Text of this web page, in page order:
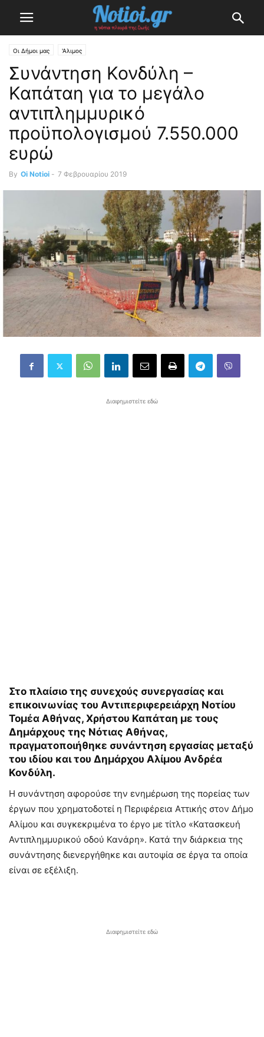
Οι Δήμοι μας 'Αλιμος
Συνάντηση Κονδύλη –
Καπάταη για το μεγάλο
αντιπλημμυρικό
προϋπολογισμού 7.550.000
ευρώ
By Oi Notioi - 7 Φεβρουαρίου 2019
Διαφημιστείτε εδώ
Στο πλαίσιο της συνεχούς συνεργασίας και
επικοινωνίας του Αντιπεριφερειάρχη Νοτίου
Τομέα Αθήνας, Χρήστου Καπάταη με τους
Δημάρχους της Νότιας Αθήνας,
πραγματοποιήθηκε συνάντηση εργασίας μεταξύ
του ιδίου και του Δημάρχου Αλίμου Ανδρέα
Κονδύλη.
Η συνάντηση αφορούσε την ενημέρωση της πορείας των
έργων που χρηματοδοτεί η Περιφέρεια Αττικής στον Δήμο
Αλίμου και συγκεκριμένα το έργο με τίτλο «Κατασκευή
Αντιπλημμυρικού οδού Κανάρη». Κατά την διάρκεια της
συνάντησης διενεργήθηκε και αυτοψία σε έργα τα οποία
είναι σε εξέλιξη.
Διαφημιστείτε εδώ